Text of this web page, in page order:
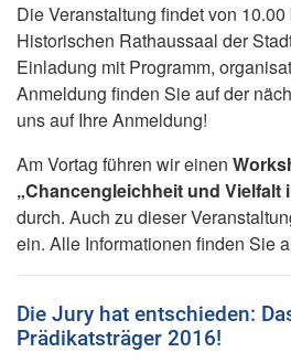
Die Veranstaltung findet von
Historischen Rathaussaal der
Einladung mit Programm,
Anmeldung finden Sie auf der
uns auf Ihre Anmeldung!
Am Vortag führen wir einen
„Chancengleichheit und Vielfalt
durch. Auch zu dieser
ein. Alle Informationen finden Sie
Die Jury hat entschieden:
Prädikatsträger 2016!